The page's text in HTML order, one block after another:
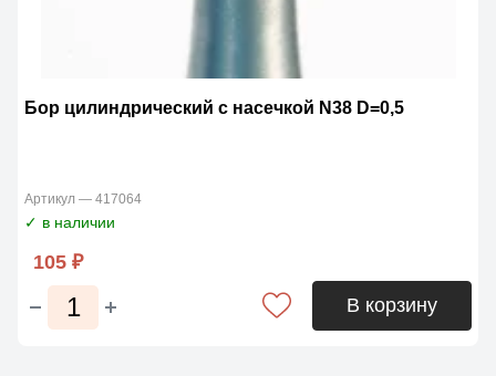
Бор цилиндрический с насечкой N38 D=0,5
Артикул — 417064
✓ в наличии
105 ₽
В корзину